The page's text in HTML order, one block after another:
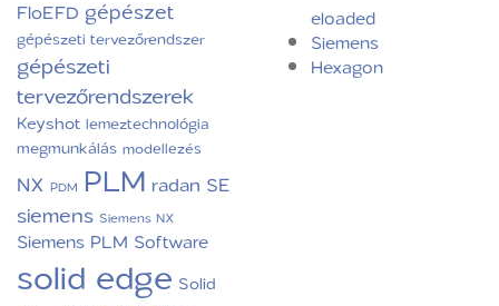
FloEFD gépészet
gépészeti tervezőrendszer
gépészeti
tervezőrendszerek
Keyshot lemeztechnológia
megmunkálás modellezés
NX PDM PLM radan SE
siemens Siemens NX
Siemens PLM Software
solid edge Solid
eloaded
Siemens
Hexagon